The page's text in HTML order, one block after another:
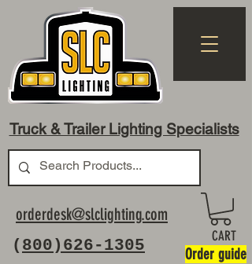
Truck & Trailer Lighting Specialists
( 800)626-1305
orderdesk@slclighting.com
CART
Order guide